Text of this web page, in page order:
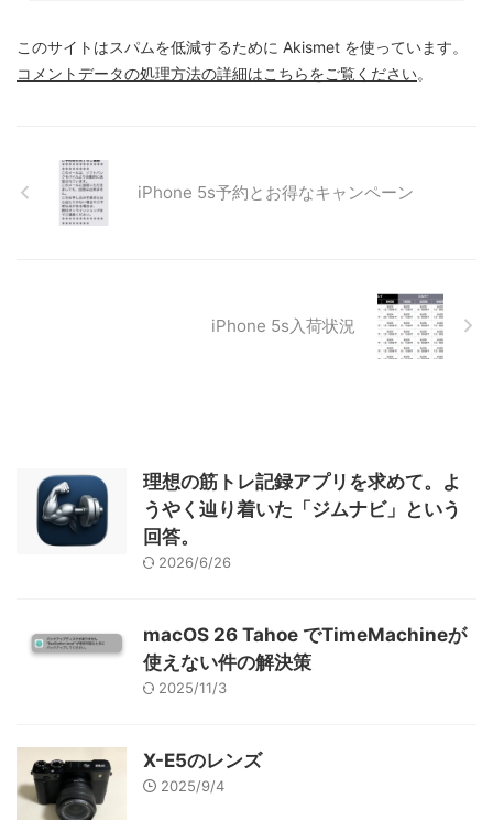
このサイトはスパムを低減するために Akismet を使っています。
コメントデータの処理方法の詳細はこちらをご覧ください。
iPhone 5s予約とお得なキャンペーン
iPhone 5s入荷状況
理想の筋トレ記録アプリを求めて。よ
うやく辿り着いた「ジムナビ」という
回答。
2026/6/26
macOS 26 Tahoe でTimeMachineが
使えない件の解決策
2025/11/3
X-E5のレンズ
2025/9/4